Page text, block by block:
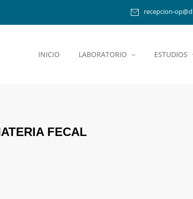
recepcion-
INICIO LABORATORIO ESTUDIOS
FECAL